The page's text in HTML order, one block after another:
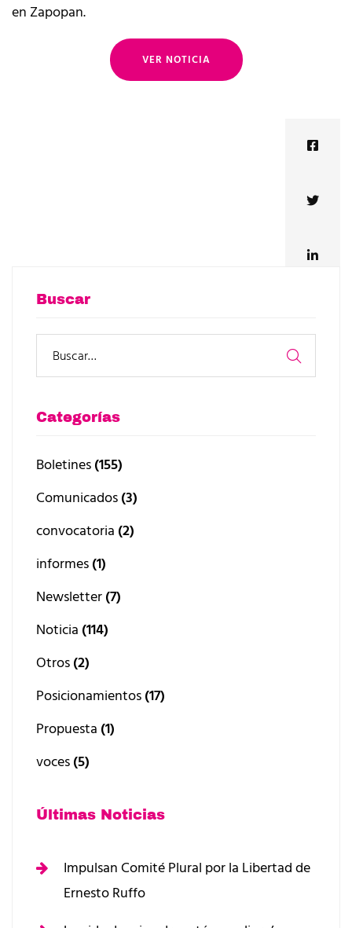
en Zapopan.
VER NOTICIA
Buscar
Categorías
Boletines(155)
Comunicados(3)
convocatoria (2)
informes(1)
Newsletter(7)
Noticia (114)
Otros(2)
Posicionamientos(17)
Propuesta (1)
voces(5)
Últimas Noticias
Impulsan Comité Plural por la Libertad de
Ernesto Ruffo